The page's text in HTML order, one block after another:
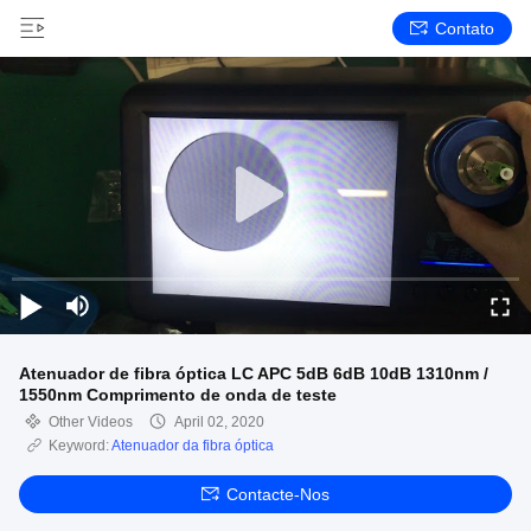
Contato
Atenuador de fibra óptica LC APC 5dB 6dB 10dB 1310nm /
1550nm Comprimento de onda de teste
Other Videos
April 02, 2020
Keyword:Atenuador da fibra óptica
Contacte-Nos